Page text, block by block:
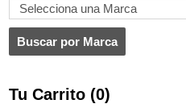
Tu Carrito (0)